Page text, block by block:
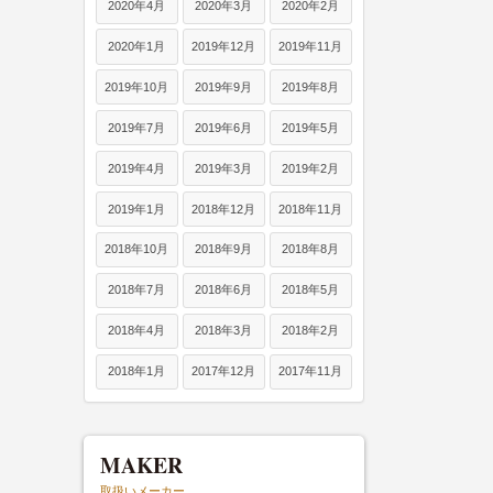
2020年4月 2020年3月 2020年2月
2020年1月 2019年12月 2019年11月
2019年10月 2019年9月 2019年8月
2019年7月 2019年6月 2019年5月
2019年4月 2019年3月 2019年2月
2019年1月 2018年12月 2018年11月
2018年10月 2018年9月 2018年8月
2018年7月 2018年6月 2018年5月
2018年4月 2018年3月 2018年2月
2018年1月 2017年12月 2017年11月
MAKER